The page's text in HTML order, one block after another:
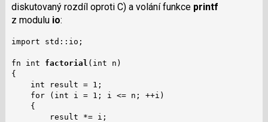
diskutovaný rozdíl oproti C) a volání funkce printf
z modulu io:
import std::io;
fn int factorial (int n)
{
    int result = 1;
    for (int i = 1; i <= n; ++i)
    {
        result *= i;